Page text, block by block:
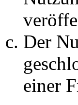
Der
einer